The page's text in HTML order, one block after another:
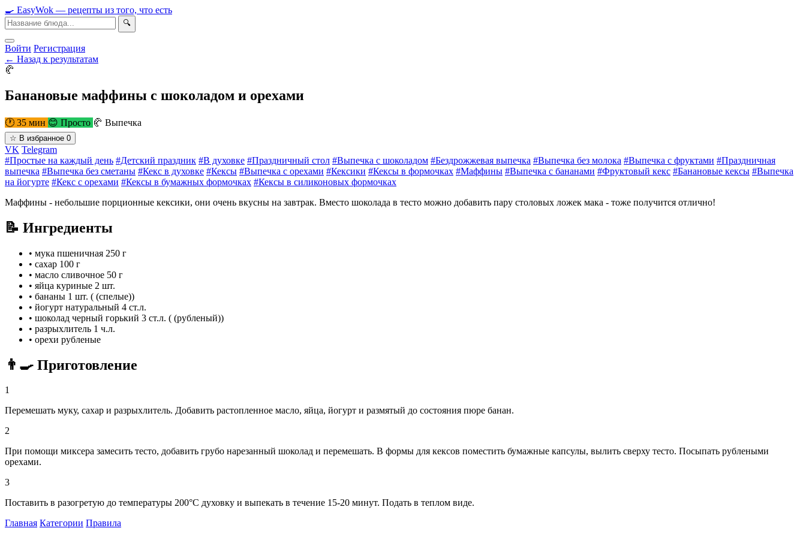
🍳 EasyWok — рецепты из того, что есть
🔍
Войти Регистрация
← Назад к результатам
🥐
Банановые маффины с шоколадом и орехами
🕐 35 мин 😊 Просто 🥐 Выпечка
☆ В избранное 0
VK Telegram
#Простые на каждый день #Детский праздник #В духовке #Праздничный стол #Выпечка с шоколадом #Бездрожжевая выпечка #Выпечка без молока #Выпечка с фруктами #Праздничная
выпечка #Выпечка без сметаны #Кекс в духовке #Кексы #Выпечка с орехами #Кексики #Кексы в формочках #Маффины #Выпечка с бананами #Фруктовый кекс #Банановые кексы #Выпечка
на йогурте #Кекс с орехами #Кексы в бумажных формочках #Кексы в силиконовых формочках
Маффины - небольшие порционные кексики, они очень вкусны на завтрак. Вместо шоколада в тесто можно добавить пару столовых ложек мака - тоже получится отлично!
📝 Ингредиенты
• мука пшеничная 250 г
• сахар 100 г
• масло сливочное 50 г
• яйца куриные 2 шт.
• бананы 1 шт. ( (спелые))
• йогурт натуральный 4 ст.л.
• шоколад черный горький 3 ст.л. ( (рубленый))
• разрыхлитель 1 ч.л.
• орехи рубленые
👨‍🍳 Приготовление
1
Перемешать муку, сахар и разрыхлитель. Добавить растопленное масло, яйца, йогурт и размятый до состояния пюре банан.
2
При помощи миксера замесить тесто, добавить грубо нарезанный шоколад и перемешать. В формы для кексов поместить бумажные капсулы, вылить сверху тесто. Посыпать рублеными
орехами.
3
Поставить в разогретую до температуры 200°С духовку и выпекать в течение 15-20 минут. Подать в теплом виде.
Главная Категории Правила